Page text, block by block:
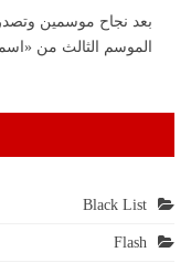
بعد نجاح موسمين
الموسم الثالث من
Black List
Flash